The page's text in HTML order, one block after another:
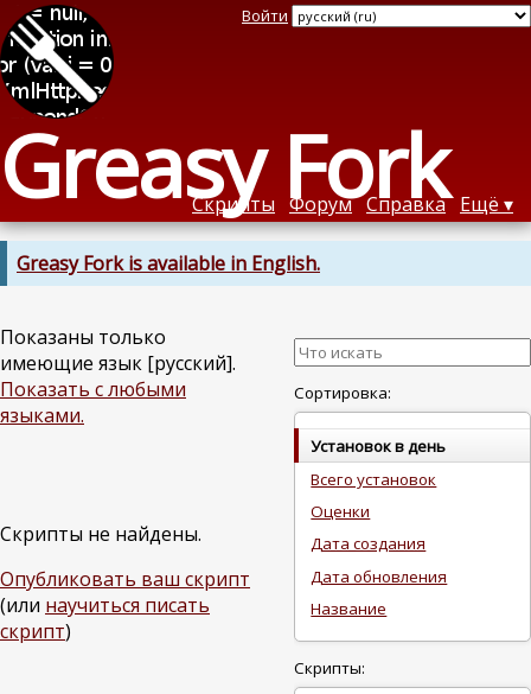
Greasy Fork
Войти
Скрипты Форум Справка Ещё
Greasy Fork is available in English.
Показаны только
имеющие язык [русский].
Показать с любыми
языками.
Скрипты не найдены.
Опубликовать ваш скрипт
(или научиться писать
скрипт)
Сортировка:
Установок в день
Всего установок
Оценки
Дата создания
Дата обновления
Название
Скрипты: